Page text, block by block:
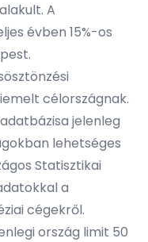
A
évben 15%-os
célországnak.
jelenleg
lehetséges
Statisztikai
a
cégekről.
ország limit 50